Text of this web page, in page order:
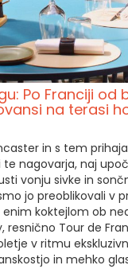
Po Franciji od
na terasi
in s tem
nagovarja, naj
vonju sivke in
jo preoblikovali v
koktejlom ob
resnično Tour de
v ritmu
in mehko